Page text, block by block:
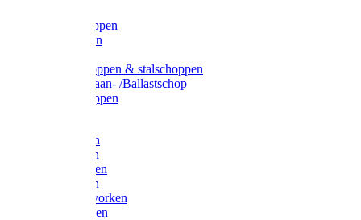
Betonschoppen
Schepbatsen
Ballastschoppen & stalschoppen
Slijtsrip Graan- /Ballastschop
Graanschoppen
Hooivorken
Mestvorken
Bietenvorken
Maisvorken
Aardappelvorken
Vijgenvorken